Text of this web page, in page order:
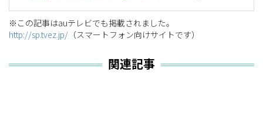
※この記事はauテレビでも掲載されました。
http://sp.tvez.jp/ （スマートフォン向けサイトです）
関連記事